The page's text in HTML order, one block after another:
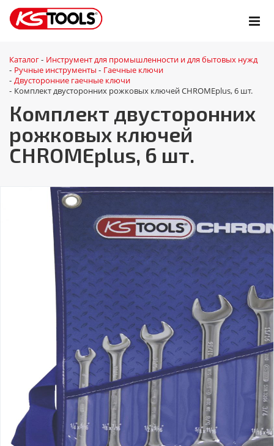
Каталог - Инструмент для промышленности и для бытовых нужд
- Ручные инструменты - Гаечные ключи
- Двусторонние гаечные ключи
- Комплект двусторонних рожковых ключей CHROMEplus, 6 шт.
Комплект двусторонних
рожковых ключей
CHROMEplus, 6 шт.